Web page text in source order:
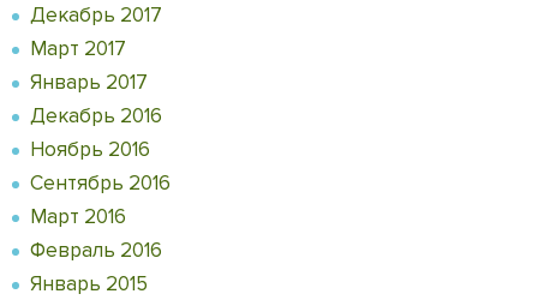
Декабрь 2017
Март 2017
Январь 2017
Декабрь 2016
Ноябрь 2016
Сентябрь 2016
Март 2016
Февраль 2016
Январь 2015